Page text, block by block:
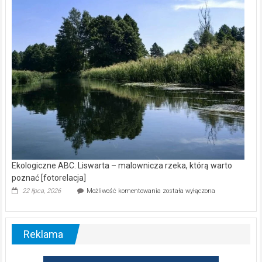
wśród
Ekologiczne ABC. Liswarta – malownicza rzeka, którą warto
poznać [fotorelacja]
22 lipca, 2026 Możliwość komentowania Ekologiczne
–
warto
została wyłączona
Reklama